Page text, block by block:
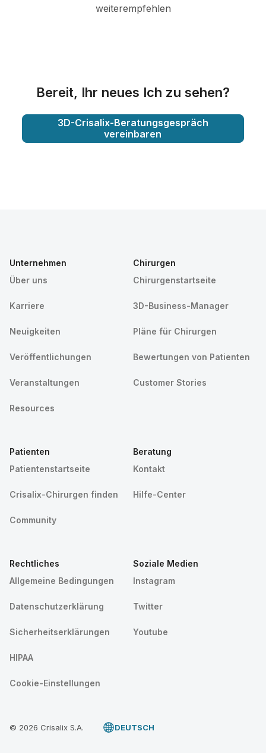
weiterempfehlen
Bereit, Ihr neues Ich zu sehen?
3D-Crisalix-Beratungsgespräch
vereinbaren
Unternehmen
Über uns
Karriere
Neuigkeiten
Veröffentlichungen
Veranstaltungen
Resources
Chirurgen
Chirurgenstartseite
3D-Business-Manager
Pläne für Chirurgen
Bewertungen von Patienten
Customer Stories
Patienten
Patientenstartseite
Crisalix-Chirurgen finden
Community
Beratung
Kontakt
Hilfe-Center
Rechtliches
Allgemeine Bedingungen
Datenschutzerklärung
Sicherheitserklärungen
HIPAA
Cookie-Einstellungen
Soziale Medien
Instagram
Twitter
Youtube
© 2026 Crisalix S.A. DEUTSCH